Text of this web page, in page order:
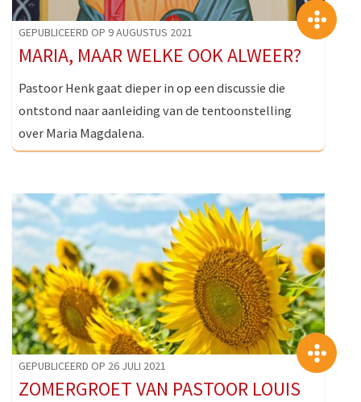
GEPUBLICEERD OP 9 AUGUSTUS 2021
MARIA, MAAR WELKE OOK ALWEER?
Pastoor Henk gaat dieper in op een discussie die
ontstond naar aanleiding van de tentoonstelling
over Maria Magdalena.
GEPUBLICEERD OP 26 JULI 2021
ZOMERGROET VAN PASTOOR LOUIS